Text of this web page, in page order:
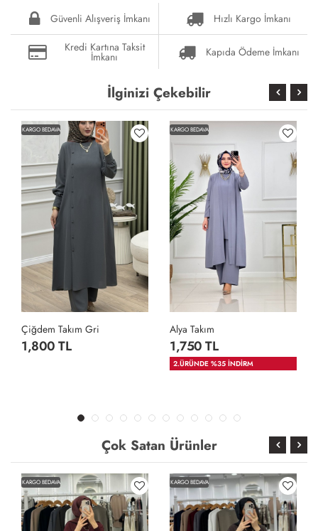
Güvenli Alışveriş İmkanı
Hızlı Kargo İmkanı
Kredi Kartına Taksit
İmkanı Kapıda Ödeme İmkanı
İlginizi Çekebilir
KARGO BEDAVA
Çiğdem Takım Gri
1,800 TL
KARGO BEDAVA
Alya Takım
1,750 TL
2.ÜRÜNDE %35 İNDİRM
Çok Satan Ürünler
KARGO BEDAVA KARGO BEDAVA